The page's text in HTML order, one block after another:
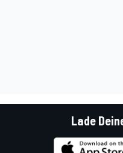
Lade